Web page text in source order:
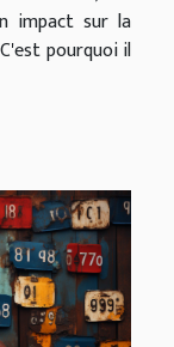
impact sur la
pourquoi il